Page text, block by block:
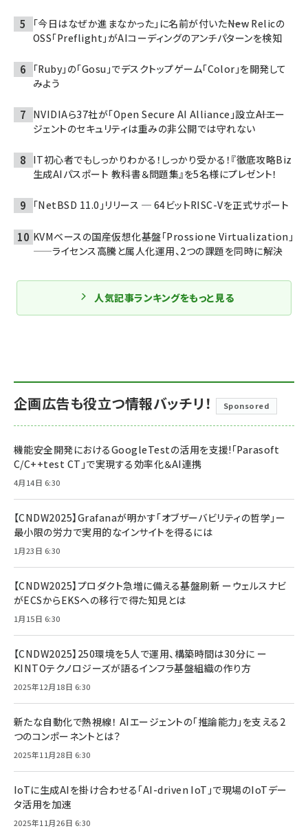
「今日はなぜか進まなかった」に名前が付いた――New Relicの
OSS「Preflight」がAIコーディングのアンチパターンを検知
「Ruby」の「Gosu」でデスクトップゲーム「Color」を開発して
みよう
NVIDIAら37社が「Open Secure AI Alliance」設立――AIエー
ジェントのセキュリティは重みの非公開では守れない
IT初心者でもしっかりわかる！しっかり受かる！『徹底攻略Biz
生成AIパスポート 教科書＆問題集』を5名様にプレゼント！
「NetBSD 11.0」リリース ─ 64ビットRISC-Vを正式サポート
KVMベースの国産仮想化基盤「Prossione Virtualization」
——ライセンス高騰と属人化運用、2つの課題を同時に解決
人気記事ランキングをもっと見る
企画広告も役立つ情報バッチリ！ Sponsored
機能安全開発におけるGoogleTestの活用を支援!「Parasoft
C/C++test CT」で実現する効率化＆AI連携
4月14日 6:30
【CNDW2025】Grafanaが明かす「オブザーバビリティの哲学」ー
最小限の労力で実用的なインサイトを得るには
1月23日 6:30
【CNDW2025】プロダクト急増に備える基盤刷新 ーウェルスナビ
がECSからEKSへの移行で得た知見とは
1月15日 6:30
【CNDW2025】250環境を5人で運用、構築時間は30分に ー
KINTOテクノロジーズが語るインフラ基盤組織の作り方
2025年12月18日 6:30
新たな自動化で熱視線！ AIエージェントの「推論能力」を支える2
つのコンポーネントとは？
2025年11月28日 6:30
IoTに生成AIを掛け合わせる「AI-driven IoT」で現場のIoTデー
タ活用を加速
2025年11月26日 6:30